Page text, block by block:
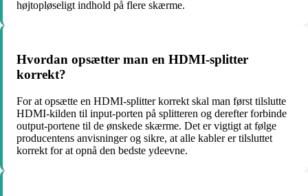
højtopløseligt indhold på flere skærme.
Hvordan opsætter man en HDMI-splitter
korrekt?
For at opsætte en HDMI-splitter korrekt skal man først tilslutte
HDMI-kilden til input-porten på splitteren og derefter forbinde
output-portene til de ønskede skærme. Det er vigtigt at følge
producentens anvisninger og sikre, at alle kabler er tilsluttet
korrekt for at opnå den bedste ydeevne.